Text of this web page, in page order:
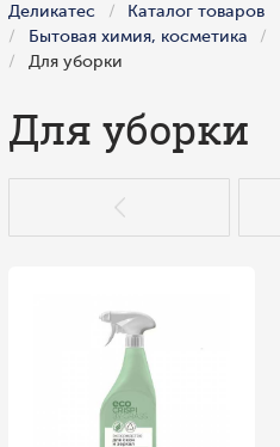
Деликатес
Каталог товаров
Бытовая химия, косметика
Для уборки
Для уборки